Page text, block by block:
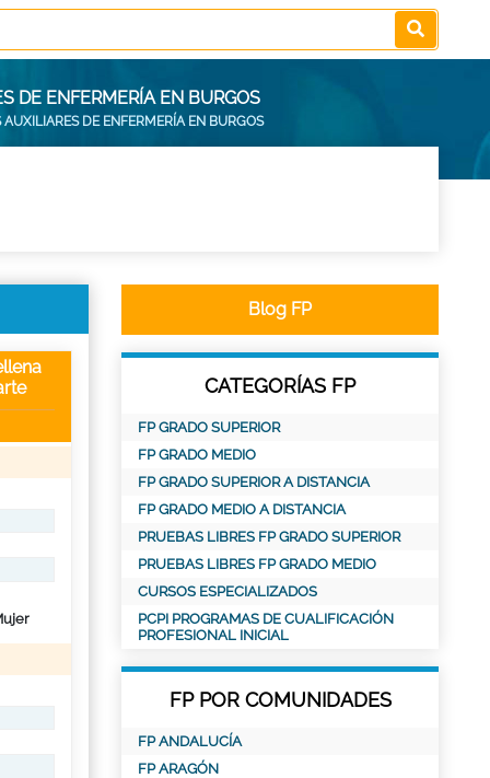
DE ENFERMERÍA EN BURGOS
DE ENFERMERÍA EN BURGOS
Blog FP
CATEGORÍAS FP
FP GRADO SUPERIOR
FP GRADO MEDIO
FP GRADO SUPERIOR A DISTANCIA
FP GRADO MEDIO A DISTANCIA
PRUEBAS LIBRES FP GRADO SUPERIOR
PRUEBAS LIBRES FP GRADO MEDIO
CURSOS ESPECIALIZADOS
PCPI PROGRAMAS DE CUALIFICACIÓN
PROFESIONAL INICIAL
FP POR COMUNIDADES
FP ANDALUCÍA
FP ARAGÓN